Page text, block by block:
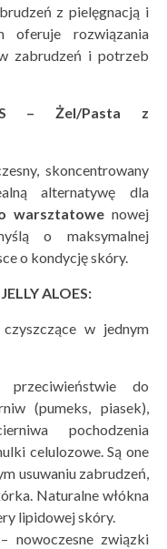
z pielęgnacją i
oferuje rozwiązania
zabrudzeń i potrzeb
– Żel/Pasta z
skoncentrowany
alternatywę dla
warsztatowe nowej
o maksymalnej
o kondycję skóry.
ALOES:
w jednym
do
(pumeks, piasek),
pochodzenia
celulozowe. Są one
usuwaniu zabrudzeń,
Naturalne włókna
lipidowej skóry.
nowoczesne związki